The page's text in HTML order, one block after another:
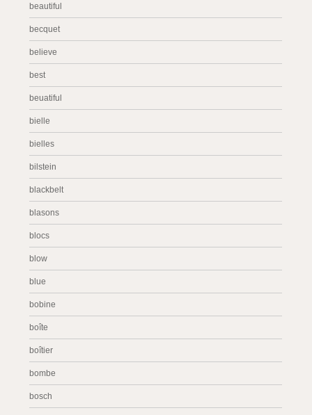
beautiful
becquet
believe
best
beuatiful
bielle
bielles
bilstein
blackbelt
blasons
blocs
blow
blue
bobine
boîte
boîtier
bombe
bosch